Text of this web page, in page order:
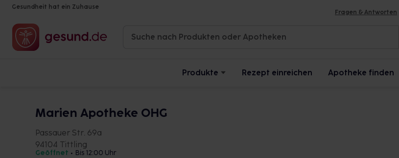
Gesundheit hat ein Zuhause
Fragen & Antworten
Produkte Rezept einreichen Apotheke finden
Marien Apotheke OHG
Passauer Str. 69a
94104 Tittling
Geöffnet • Bis 12:00 Uhr